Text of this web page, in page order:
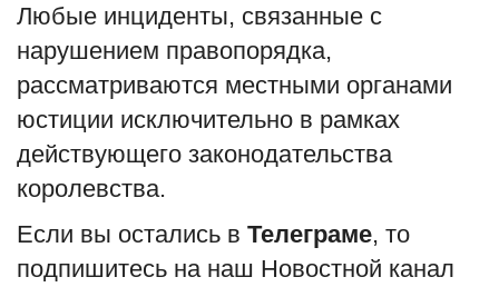
Любые инциденты, связанные с
нарушением правопорядка,
рассматриваются местными органами
юстиции исключительно в рамках
действующего законодательства
королевства.
Если вы остались в Телеграме, то
подпишитесь на наш Новостной канал